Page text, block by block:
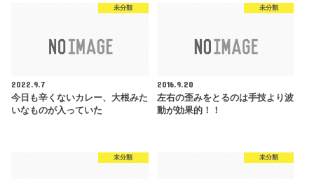
未分類
2022.9.7
今日も辛くないカレー、大根みた
いなものが入っていた
未分類
2016.9.20
左右の歪みをとるのは手技より波
動が効果的！！
未分類 未分類